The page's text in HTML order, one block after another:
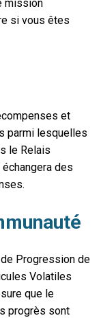
mission
si vous êtes
et
parmi lesquelles
le Relais
des
Progression de
Volatiles
que le
progrès sont